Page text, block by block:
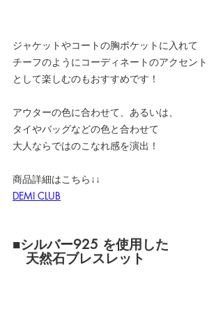
ジャケットやコートの胸ポケットに入れて
チーフのようにコーディネートのアクセント
として楽しむのもおすすめです！
アウターの色に合わせて、あるいは、
タイやバッグなどの色と合わせて
大人ならではのこなれ感を演出！
商品詳細はこちら↓↓
DEMI CLUB
■シルバー925 を使用した
天然石ブレスレット